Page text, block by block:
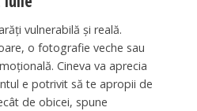
vulnerabilă și reală.
o fotografie veche sau
Cineva va aprecia
e potrivit să te apropii de
de obicei, spune